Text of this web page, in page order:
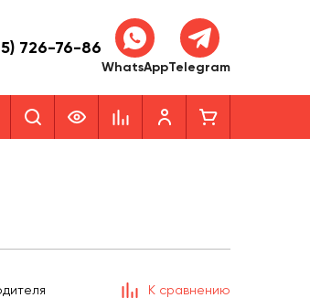
726-76-86
WhatsAppTelegram
К сравнению